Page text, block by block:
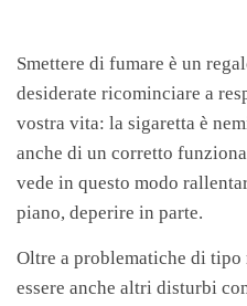
Smettere di fumare è un
desiderate ricominciare a
vostra vita: la sigaretta è
anche di un corretto
vede in questo modo
piano, deperire in parte.
Oltre a problematiche di
essere anche altri disturbi